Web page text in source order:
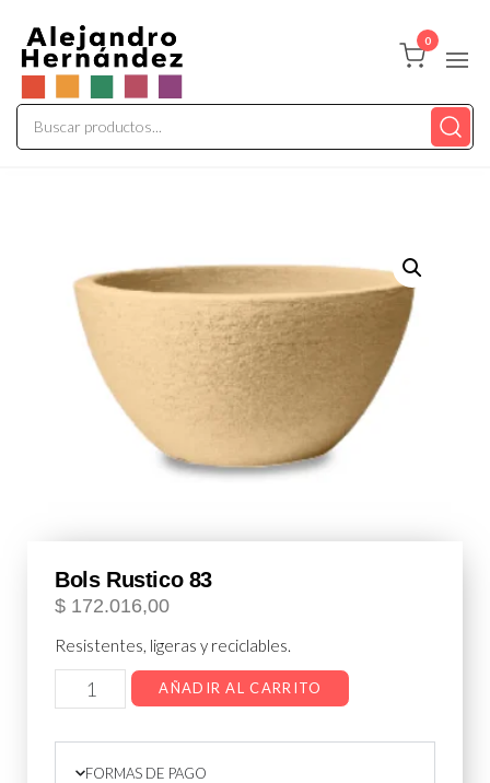
0
Bols Rustico 83
$ 172.016,00
Resistentes, ligeras y reciclables.
AÑADIR AL CARRITO
FORMAS DE PAGO